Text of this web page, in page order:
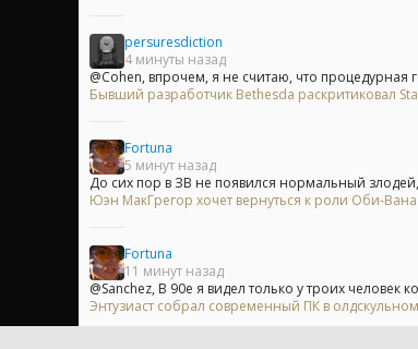
persuresdiction
4 минуты назад
@Cohen, впрочем, я не считаю, что процедурная
Бывший разработчик Bethesda раскритиковал
Fortuna
5 минут назад
До сих пор в ЗВ не появился нормальный
Юэн МакГрегор хочет вернуться к роли Оби-
Fortuna
11 минут назад
@Sanchez, В 90е я видел только у троих человек
Энтузиаст собрал современный ПК в